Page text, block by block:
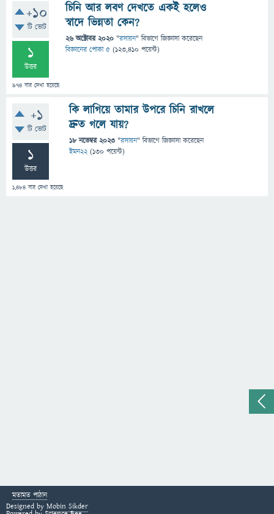
+10
টি ভোট
1
উত্তর
974 বার দেখা হয়েছে
চিনি আর লবণ দেখতে একই হলেও
স্বাদে ভিন্নতা কেন?
26 অক্টোবর 2020 "রসায়ন" বিভাগে জিজ্ঞাসাকরেছেন
বিজ্ঞানের পোকা ৫ (123,410 পয়েন্ট)
+1
টি ভোট
1
উত্তর
1,484 বার দেখা হয়েছে
কি লাগিয়ে তামার উপরে চিনি রাখলে
দ্রুত গলে যায়?
18 নভেম্বর 2023 "রসায়ন" বিভাগে জিজ্ঞাসাকরেছেন
ইমন22 (130 পয়েন্ট)
মতামত পাঠান
Designed by Mobin Sikder